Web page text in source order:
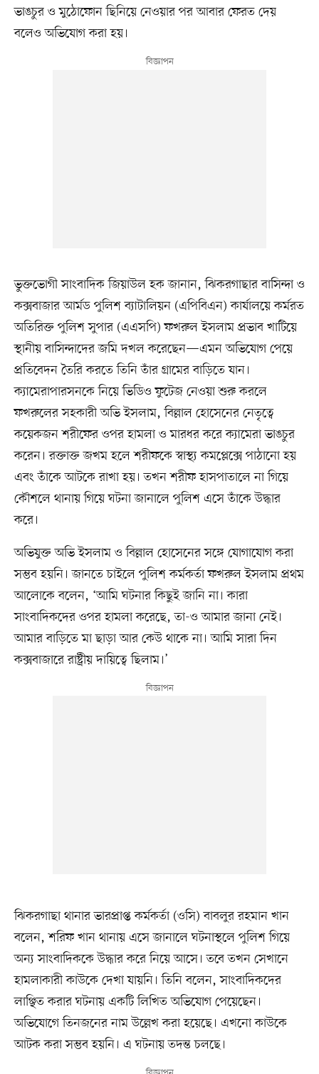
ভাঙচুর ও মুঠোফোন ছিনিয়ে নেওয়ার পর আবার ফেরত দেয়
বলেও অভিযোগ করা হয়।
ভুক্তভোগী সাংবাদিক জিয়াউল হক জানান, ঝিকরগাছার বাসিন্দা ও
কক্সবাজার আর্মড পুলিশ ব্যাটালিয়ন (এপিবিএন) কার্যালয়ে কর্মরত
অতিরিক্ত পুলিশ সুপার (এএসপি) ফখরুল ইসলাম প্রভাব খাটিয়ে
স্থানীয় বাসিন্দাদের জমি দখল করেছেন—এমন অভিযোগ পেয়ে
প্রতিবেদন তৈরি করতে তিনি তাঁর গ্রামের বাড়িতে যান।
ক্যামেরাপারসনকে নিয়ে ভিডিও ফুটেজ নেওয়া শুরু করলে
ফখরুলের সহকারী অভি ইসলাম, বিল্লাল হোসেনের নেতৃত্বে
কয়েকজন শরীফের ওপর হামলা ও মারধর করে ক্যামেরা ভাঙচুর
করেন। রক্তাক্ত জখম হলে শরীফকে স্বাস্থ্য কমপ্লেক্সে পাঠানো হয়
এবং তাঁকে আটকে রাখা হয়। তখন শরীফ হাসপাতালে না গিয়ে
কৌশলে থানায় গিয়ে ঘটনা জানালে পুলিশ এসে তাঁকে উদ্ধার
করে।
অভিযুক্ত অভি ইসলাম ও বিল্লাল হোসেনের সঙ্গে যোগাযোগ করা
সম্ভব হয়নি। জানতে চাইলে পুলিশ কর্মকর্তা ফখরুল ইসলাম প্রথম
আলোকে বলেন, ‘আমি ঘটনার কিছুই জানি না। কারা
সাংবাদিকদের ওপর হামলা করেছে, তা-ও আমার জানা নেই।
আমার বাড়িতে মা ছাড়া আর কেউ থাকে না। আমি সারা দিন
কক্সবাজারে রাষ্ট্রীয় দায়িত্বে ছিলাম।’
ঝিকরগাছা থানার ভারপ্রাপ্ত কর্মকর্তা (ওসি) বাবলুর রহমান খান
বলেন, শরিফ খান থানায় এসে জানালে ঘটনাস্থলে পুলিশ গিয়ে
অন্য সাংবাদিককে উদ্ধার করে নিয়ে আসে। তবে তখন সেখানে
হামলাকারী কাউকে দেখা যায়নি। তিনি বলেন, সাংবাদিকদের
লাঞ্ছিত করার ঘটনায় একটি লিখিত অভিযোগ পেয়েছেন।
অভিযোগে তিনজনের নাম উল্লেখ করা হয়েছে। এখনো কাউকে
আটক করা সম্ভব হয়নি। এ ঘটনায় তদন্ত চলছে।